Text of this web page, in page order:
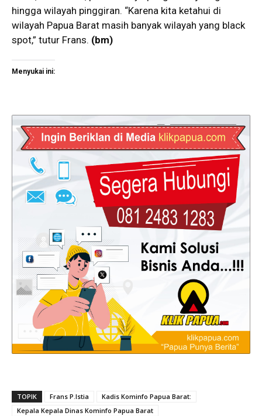
hingga wilayah pinggiran. “Karena kita ketahui di
wilayah Papua Barat masih banyak wilayah yang black
spot,” tutur Frans. (bm)
Menyukai ini:
TOPIK Frans P.Istia
Kadis Kominfo Papua Barat:
Kepala Kepala Dinas Kominfo Papua Barat